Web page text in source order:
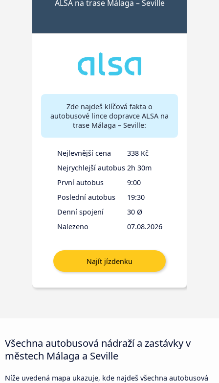
ALSA na trase Málaga – Seville
Zde najdeš klíčová fakta o
autobusové lince dopravce ALSA na
trase Málaga – Seville:
Nejlevnější cena
338 Kč
Nejrychlejší autobus 2h 30m
První autobus
9:00
Poslední autobus
19:30
Denní spojení
30 Ø
Nalezeno
07.08.2026
Všechna autobusová nádraží a zastávky v
městech Málaga a Seville
Níže uvedená mapa ukazuje, kde najdeš všechna autobusová